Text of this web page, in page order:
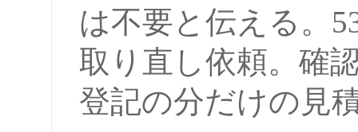
は不要と伝える。
取り直し依頼。確
登記の分だけの見